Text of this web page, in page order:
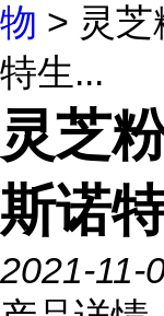
物 > 灵芝
特生...
灵芝
斯诺
2021-11-